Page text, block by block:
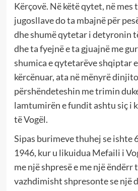
Kërçovë. Në këtë qytet, në mes
jugosllave do ta mbajnë për
dhe shumë qytetar i detyronin
dhe ta fyejnë e ta gjuajnë me
shumica e qytetarëve shqiptar
kërcënuar, ata në mënyrë
përshëndeteshin me trimin
lamtumirën e fundit ashtu siç i
të Vogël.
Sipas burimeve thuhej se ishte
1946, kur u likuidua Mefaili i
me një shpresë e me një ëndërr
vazhdimisht shpresonte se një